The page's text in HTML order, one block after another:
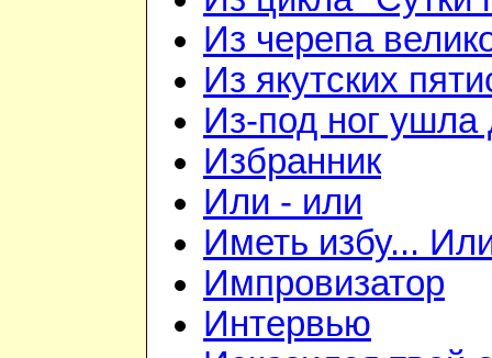
Из черепа
Из якутских
Из-под ног ушла
Избранник
Или - или
Иметь избу...
Импровизатор
Интервью